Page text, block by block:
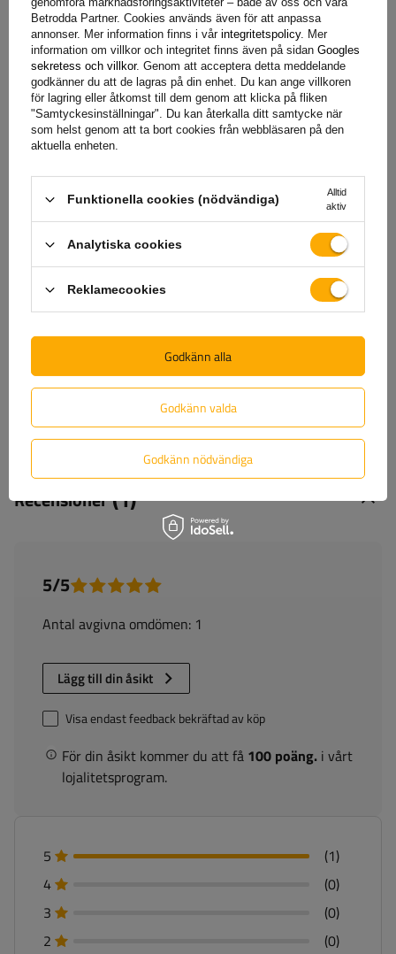
som finns på vår webbplats.
Hjälp
Har du frågor om valet eller användningen av våra
produkter? Kontakta oss! Unitrailers specialister ger dig
gärna all information du behöver.
+46 842 002 023 unitrailer@unitrailer.se
Specifikation
Leverans
Ställ en fråga
Recensioner(1)
5/5
Antal avgivna omdömen: 1
Lägg till din åsikt
För din åsikt kommer du att få 100 poäng. i vårt
lojalitetsprogram.
Visa endast feedback bekräftad av köp
5
(1)
4
(0)
3
(0)
2
(0)
Betrodda Partner. Cookies används även för att anpassa
annonser. Mer information finns i vår integritetspolicy. Mer
information om villkor och integritet finns även på sidan Googles
sekretess och villkor. Genom att acceptera detta meddelande
godkänner du att de lagras på din enhet. Du kan ange villkoren
för lagring eller åtkomst till dem genom att klicka på fliken
"Samtyckesinställningar". Du kan återkalla ditt samtycke när
som helst genom att ta bort cookies från webbläsaren på den
aktuella enheten.
Funktionella cookies (nödvändiga)
Alltid
aktiv
Analytiska cookies
Reklamecookies
Godkänn valda
Godkänn nödvändiga
Godkänn alla